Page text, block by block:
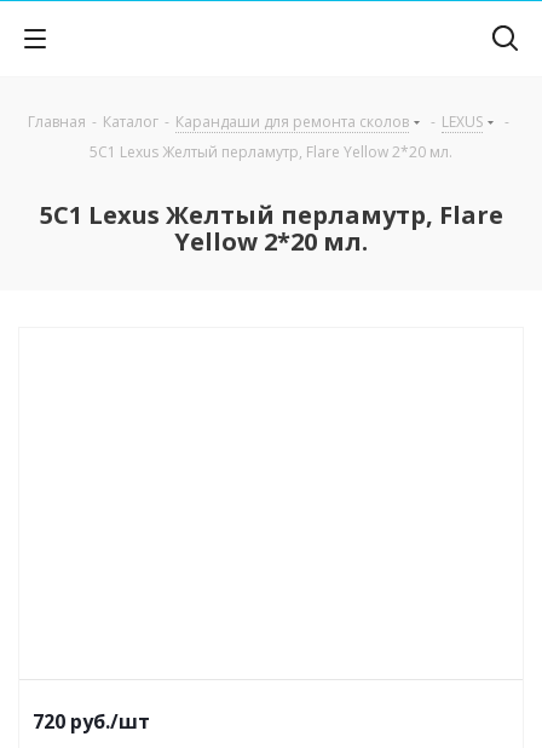
Главная - Каталог - Карандаши для ремонта сколов - LEXUS
-
5C1 Lexus Желтый перламутр, Flare Yellow 2*20 мл.
5C1 Lexus Желтый перламутр, Flare
Yellow 2*20 мл.
720 руб./шт